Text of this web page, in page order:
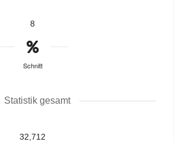
8
Schnitt
Statistik gesamt
32,712